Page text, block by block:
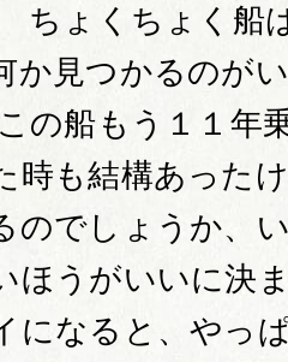
ちょくちょく船
か見つかるのが
の船もう１１年
時も結構あった
のでしょうか、
ほうがいいに決
になると、やっ